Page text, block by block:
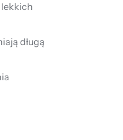
lekkich
długą